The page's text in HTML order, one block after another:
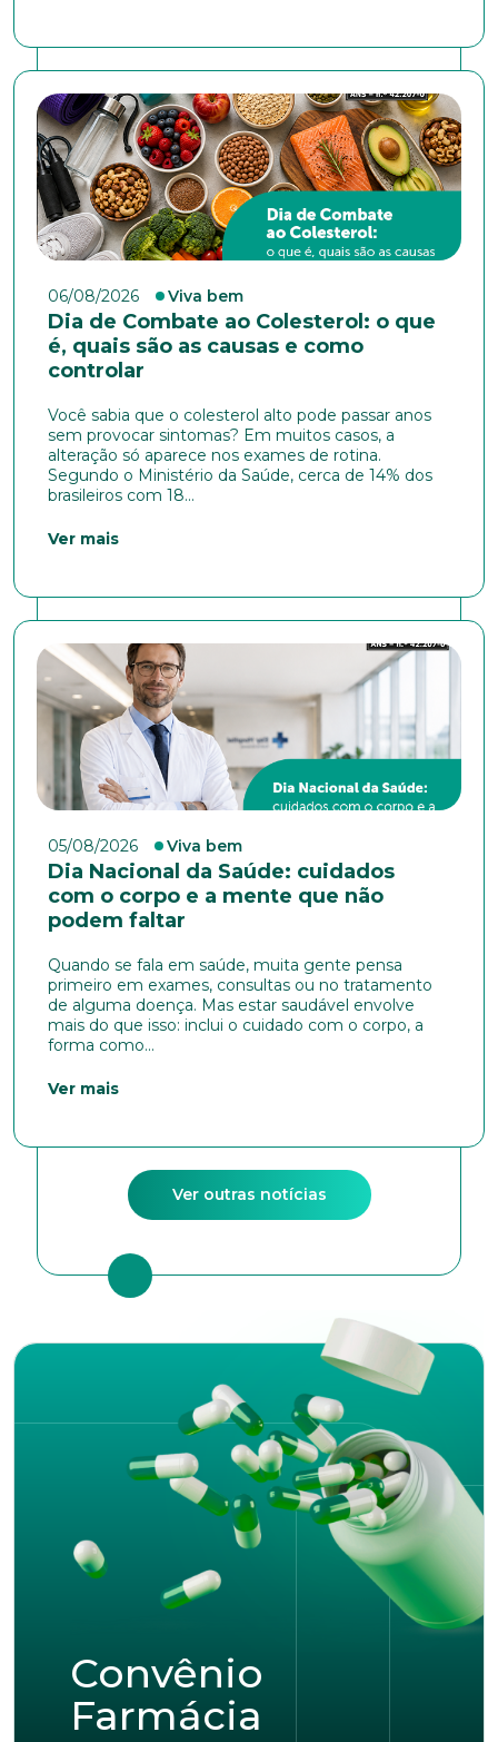
06/08/2026 Viva bem
Dia de Combate ao Colesterol: o que
é, quais são as causas e como
controlar
Você sabia que o colesterol alto pode passar anos
sem provocar sintomas? Em muitos casos, a
alteração só aparece nos exames de rotina.
Segundo o Ministério da Saúde, cerca de 14% dos
brasileiros com 18...
Ver mais
05/08/2026 Viva bem
Dia Nacional da Saúde: cuidados
com o corpo e a mente que não
podem faltar
Quando se fala em saúde, muita gente pensa
primeiro em exames, consultas ou no tratamento
de alguma doença. Mas estar saudável envolve
mais do que isso: inclui o cuidado com o corpo, a
forma como...
Ver mais
Ver outras notícias
Convênio
Farmácia